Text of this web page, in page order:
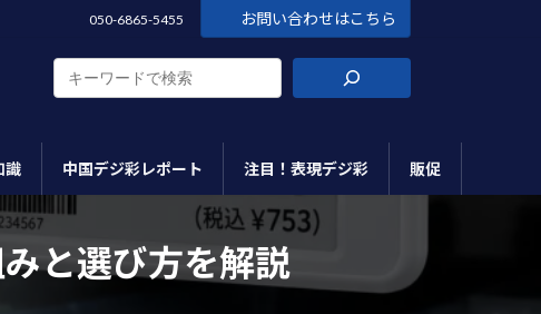
050-6865-5455 お問い合わせはこちら
識 中国デジ彩レポート 注目！表現デジ彩 販促
と選び方を解説